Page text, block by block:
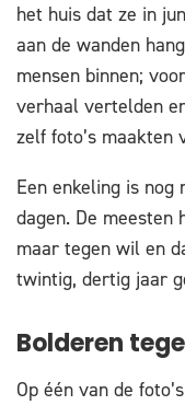
het huis dat ze in
aan de wanden
mensen binnen;
verhaal vertelden
zelf foto’s maakten
Een enkeling is
dagen. De meesten
maar tegen wil en
twintig, dertig jaar
Bolderen
Op één van de